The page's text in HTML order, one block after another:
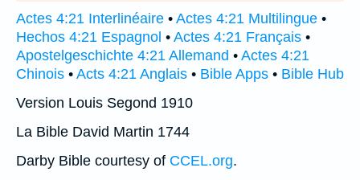
Actes 4:21 Interlinéaire • Actes 4:21 Multilingue •
Hechos 4:21 Espagnol • Actes 4:21 Français •
Apostelgeschichte 4:21 Allemand • Actes 4:21
Chinois • Acts 4:21 Anglais • Bible Apps • Bible Hub
Version Louis Segond 1910
La Bible David Martin 1744
Darby Bible courtesy of CCEL.org.